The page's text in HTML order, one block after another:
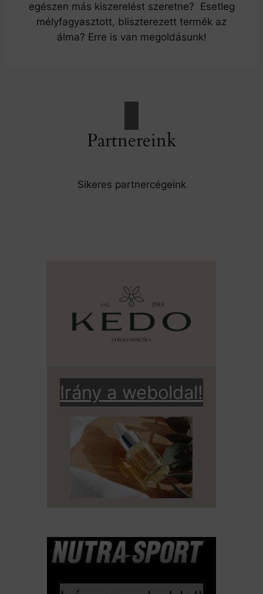
egészen más kiszerelést szeretne? Esetleg
mélyfagyasztott, bliszterezett termék az
álma? Erre is van megoldásunk!
Partnereink
Sikeres partnercégeink
Irány a weboldal!